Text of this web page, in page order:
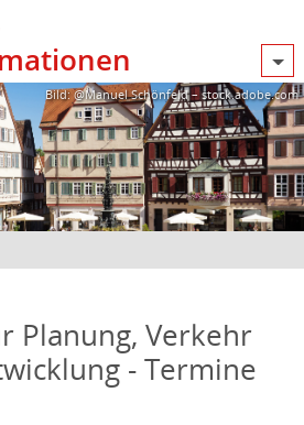
Bild: @Manuel Schönfeld – stock.adobe.com
Planung, Verkehr
- Termine